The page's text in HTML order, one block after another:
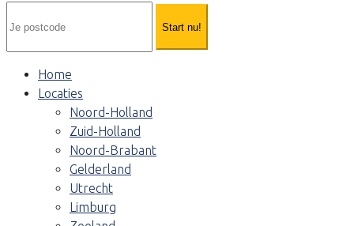
Start nu!
Home
Locaties
Noord-Holland
Zuid-Holland
Noord-Brabant
Gelderland
Utrecht
Limburg